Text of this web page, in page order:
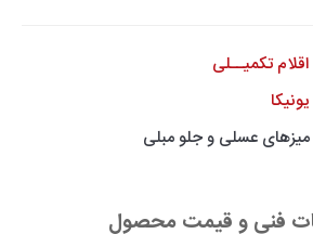
اقلام تکمیــلی
یونیکا
میز‌های عسلی و جلو مبلی
فنی و قیمت محصول